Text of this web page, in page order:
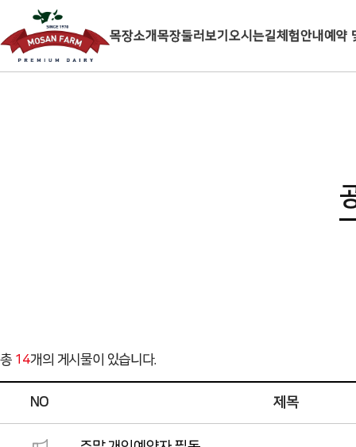
목장소개목장둘러보기 오시는길체험안내예약
총 14개의 게시물이 있습니다.
NO 제목